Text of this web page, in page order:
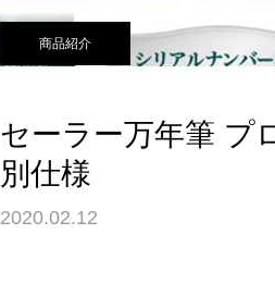
商品紹介
セーラー万年筆 プ
別仕様
2020.02.12